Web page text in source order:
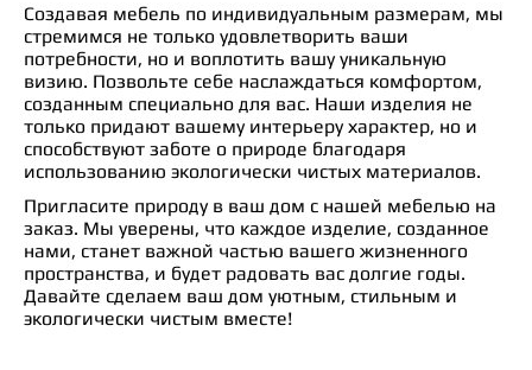
Создавая мебель по индивидуальным размерам, мы
стремимся не только удовлетворить ваши
потребности, но и воплотить вашу уникальную
визию. Позвольте себе наслаждаться комфортом,
созданным специально для вас. Наши изделия не
только придают вашему интерьеру характер, но и
способствуют заботе о природе благодаря
использованию экологически чистых материалов.
Пригласите природу в ваш дом с нашей мебелью на
заказ. Мы уверены, что каждое изделие, созданное
нами, станет важной частью вашего жизненного
пространства, и будет радовать вас долгие годы.
Давайте сделаем ваш дом уютным, стильным и
экологически чистым вместе!